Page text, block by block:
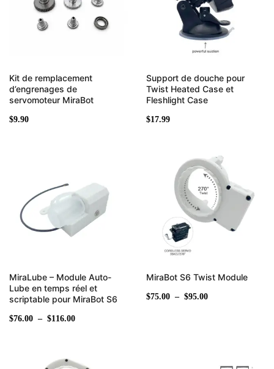
Kit de remplacement
d’engrenages de
servomoteur MiraBot
$9.90
Support de douche pour
Twist Heated Case et
Fleshlight Case
$17.99
MiraLube – Module Auto-
Lube en temps réel et
scriptable pour MiraBot S6
$76.00 – $116.00
$116.00
MiraBot S6 Twist Module
$75.00 – $95.00
prix :
$75.00
à
$95.00
prix :